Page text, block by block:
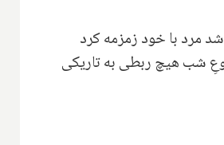
مرد با خود زمزمه کرد
شب هیچ ربطی به تاریکی